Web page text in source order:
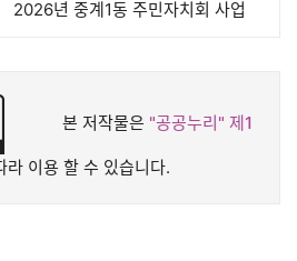
2026년 중계1동 주민자치회 사업
본 저작물은 "공공누리" 제1
라 이용 할 수 있습니다.